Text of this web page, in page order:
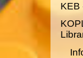
KEB